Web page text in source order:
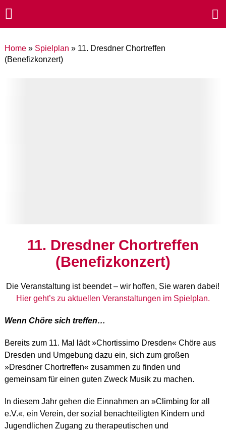
Home» Spielplan » 11. Dresdner Chortreffen
(Benefizkonzert)
11. Dresdner Chortreffen
(Benefizkonzert)
Die Veranstaltung ist beendet – wir hoffen, Sie waren dabei!
Hier geht’s zu aktuellen Veranstaltungen im Spielplan.
Wenn Chöre sich treffen…
Bereits zum 11. Mal lädt »Chortissimo Dresden« Chöre aus
Dresden und Umgebung dazu ein, sich zum großen
»Dresdner Chortreffen« zusammen zu finden und
gemeinsam für einen guten Zweck Musik zu machen.
In diesem Jahr gehen die Einnahmen an »Climbing for all
e.V.«, ein Verein, der sozial benachteiligten Kindern und
Jugendlichen Zugang zu therapeutischen und